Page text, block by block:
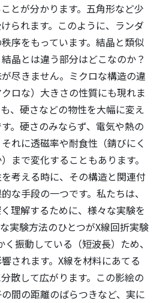
とが分かります。五角形など少
られます。このように、ランダ
序をもっています。結晶と類似
晶とは違う部分はどこなのか？
尽きません。ミクロな構造の違
ロな）大きさの性質にも現れま
、硬さなどの物性を大幅に変え
。硬さのみならず、電気や熱の
れに透磁率や耐食性（錆びにく
まで変化することもあります。
考える時に、その構造と関連付
な手段の一つです。私たちは、
理解するために、様々な実験を
実験方法のひとつがX線回折実験
く振動している（短波長）ため、
されます。X線を材料にあてる
散して広がります。この影絵の
間の距離のばらつきなど、実に